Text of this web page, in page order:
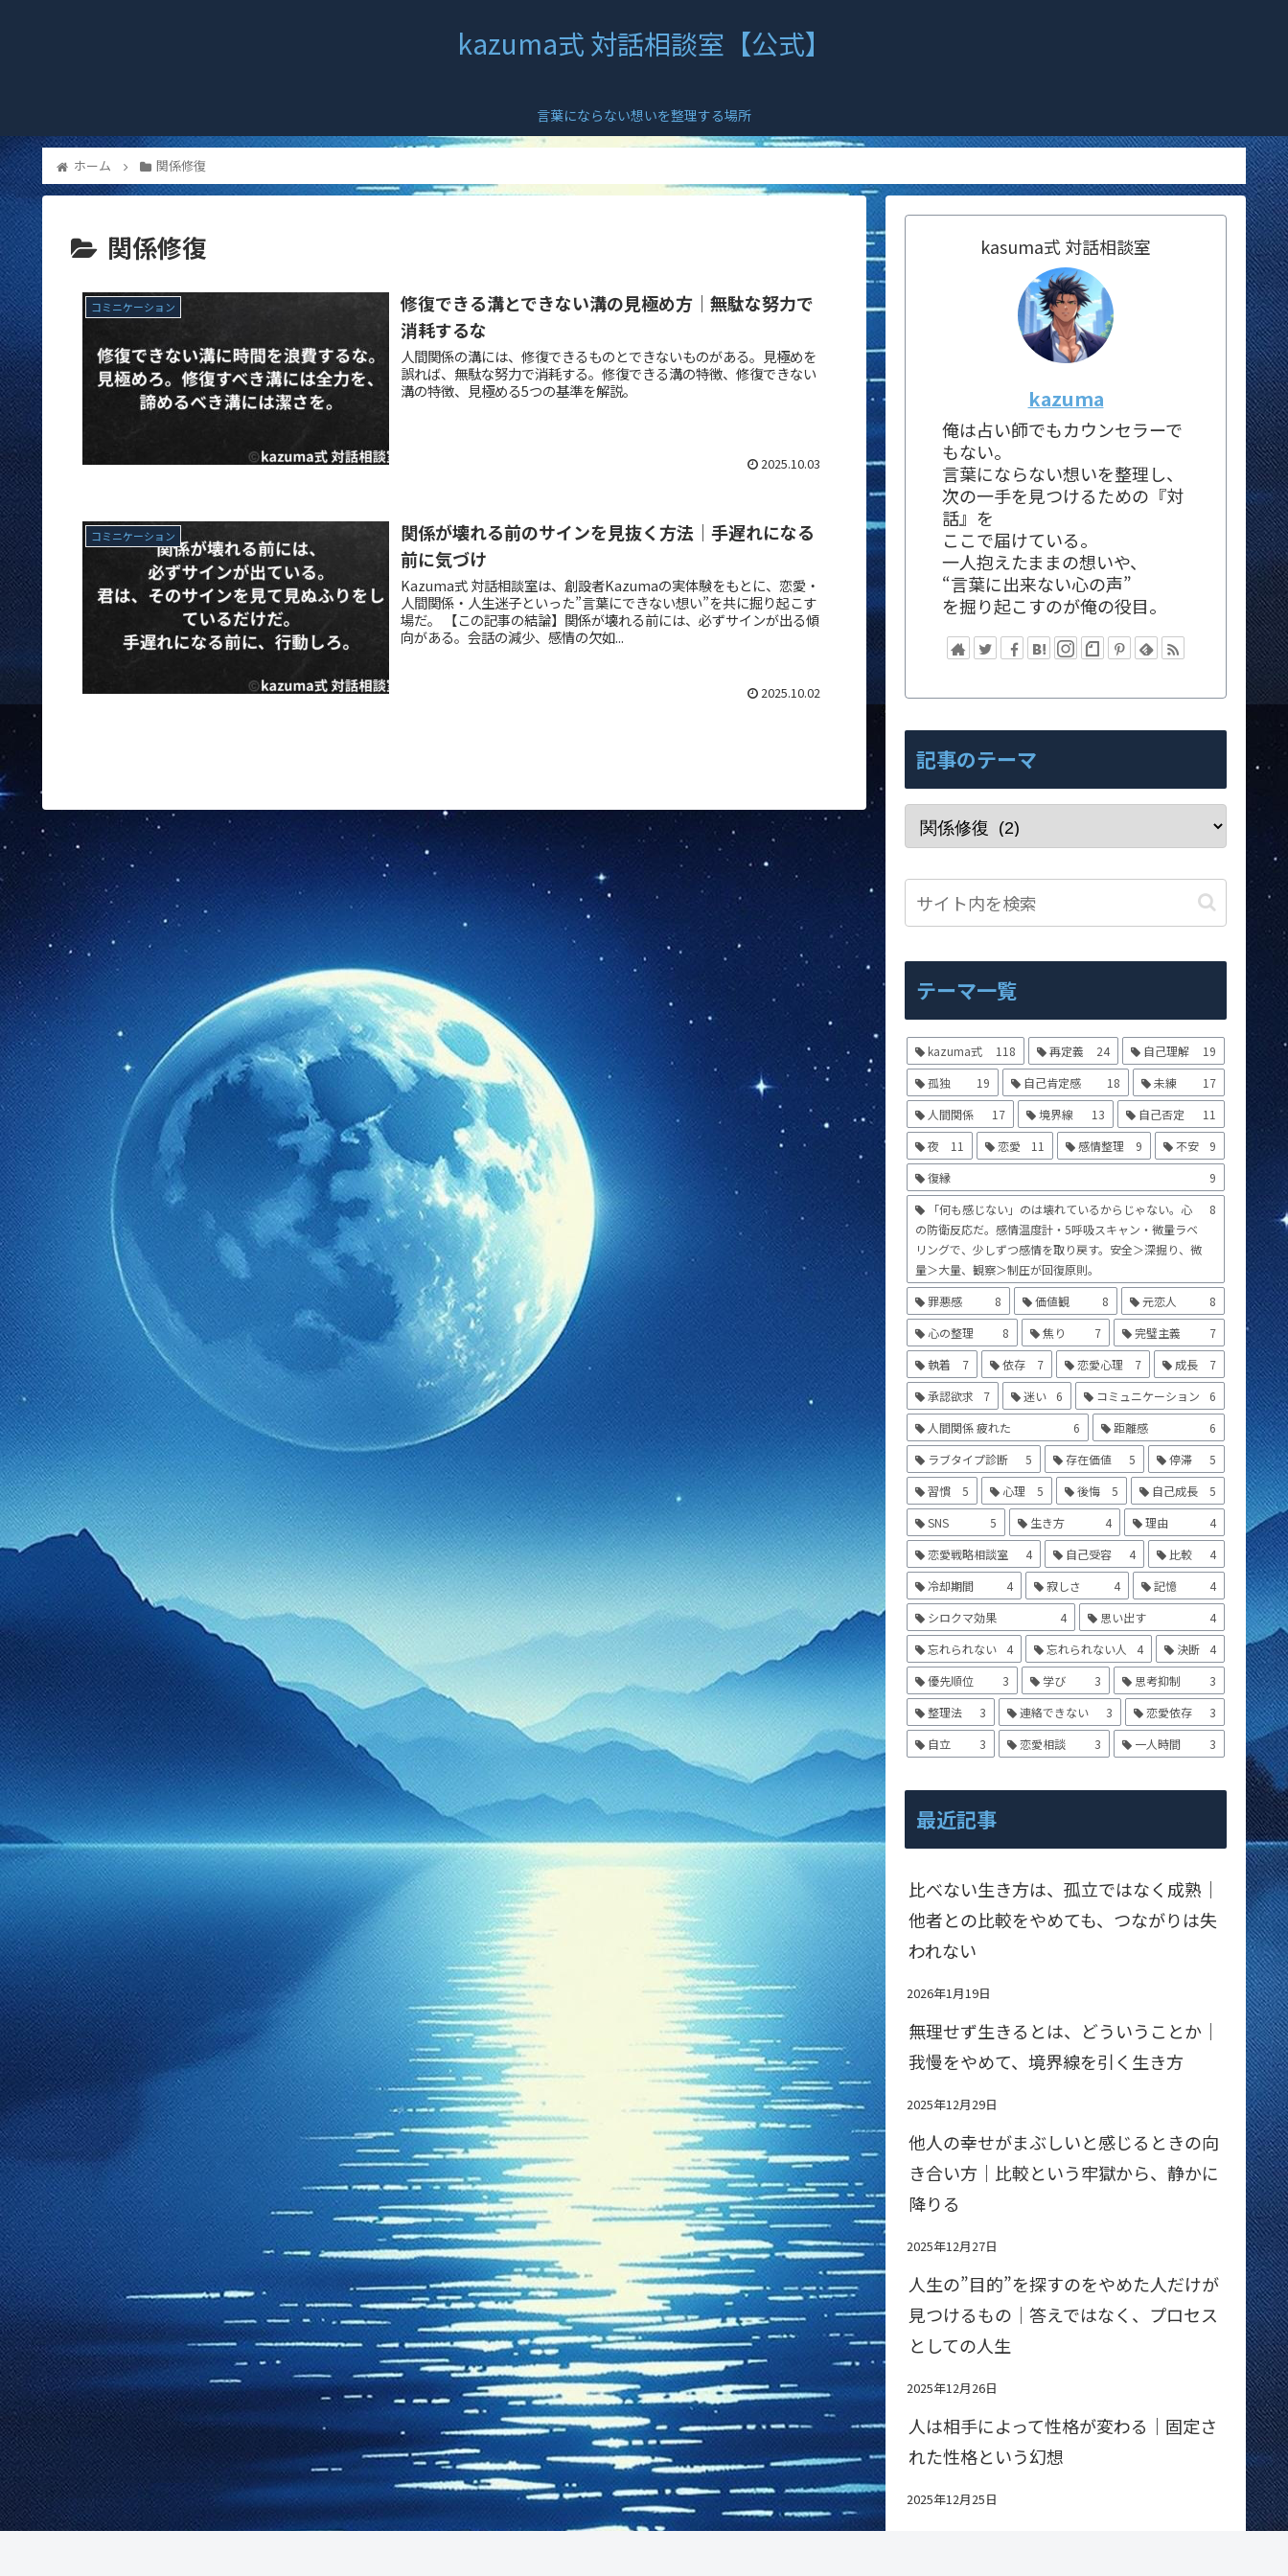
kazuma式 対話相談室【公式】
言葉にならない想いを整理する場所
ホーム 関係修復
関係修復
コミニケーション
修復できる溝とできない溝の見極め方｜無駄な努力で
消耗するな
人間関係の溝には、修復できるものとできないものがある。見極めを
誤れば、無駄な努力で消耗する。修復できる溝の特徴、修復できない
溝の特徴、見極める5つの基準を解説。
2025.10.03
コミニケーション
関係が壊れる前のサインを見抜く方法｜手遅れになる
前に気づけ
Kazuma式 対話相談室は、創設者Kazumaの実体験をもとに、恋愛・
人間関係・人生迷子といった”言葉にできない想い”を共に掘り起こす
場だ。 【この記事の結論】関係が壊れる前には、必ずサインが出る傾
向がある。会話の減少、感情の欠如...
2025.10.02
kasuma式 対話相談室
kazuma
俺は占い師でもカウンセラーで
もない。
言葉にならない想いを整理し、
次の一手を見つけるための『対
話』を
ここで届けている。
一人抱えたままの想いや、
“言葉に出来ない心の声”
を掘り起こすのが俺の役目。
記事のテーマ
テーマ一覧
kazuma式 118 再定義 24 自己理解
19
孤独
19 自己肯定感 18 未練
17
人間関係
17 境界線 13 自己否定
11
夜
11 恋愛 11 感情整理 9 不安
9
復縁
9
「何も感じない」のは壊れているからじゃない。心
の防衛反応だ。感情温度計・5呼吸スキャン・微量ラベ
リングで、少しずつ感情を取り戻す。安全＞深掘り、微
量＞大量、観察＞制圧が回復原則。
8
罪悪感 8 価値観 8 元恋人
8
心の整理
8 焦り 7 完璧主義
7
執着
7 依存 7 恋愛心理 7 成長
7
承認欲求
7 迷い 6 コミュニケーション
6
人間関係 疲れた
6 距離感
6
ラブタイプ診断
5 存在価値 5 停滞
5
習慣
5 心理 5 後悔 5 自己成長
5
SNS
5 生き方 4 理由
4
恋愛戦略相談室
4 自己受容 4 比較
4
冷却期間
4 寂しさ 4 記憶
4
シロクマ効果
4 思い出す
4
忘れられない
4 忘れられない人 4 決断
4
優先順位
3 学び 3 思考抑制
3
整理法
3 連絡できない 3 恋愛依存
3
自立
3 恋愛相談 3 一人時間 3
最近記事
比べない生き方は、孤立ではなく成熟｜
他者との比較をやめても、つながりは失
われない
2026年1月19日
無理せず生きるとは、どういうことか｜
我慢をやめて、境界線を引く生き方
2025年12月29日
他人の幸せがまぶしいと感じるときの向
き合い方｜比較という牢獄から、静かに
降りる
2025年12月27日
人生の”目的”を探すのをやめた人だけが
見つけるもの｜答えではなく、プロセス
としての人生
2025年12月26日
人は相手によって性格が変わる｜固定さ
れた性格という幻想
2025年12月25日